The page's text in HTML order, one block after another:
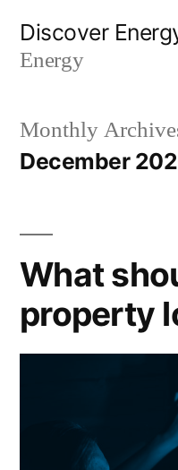
Discover
Energy
Monthly
December
What
property